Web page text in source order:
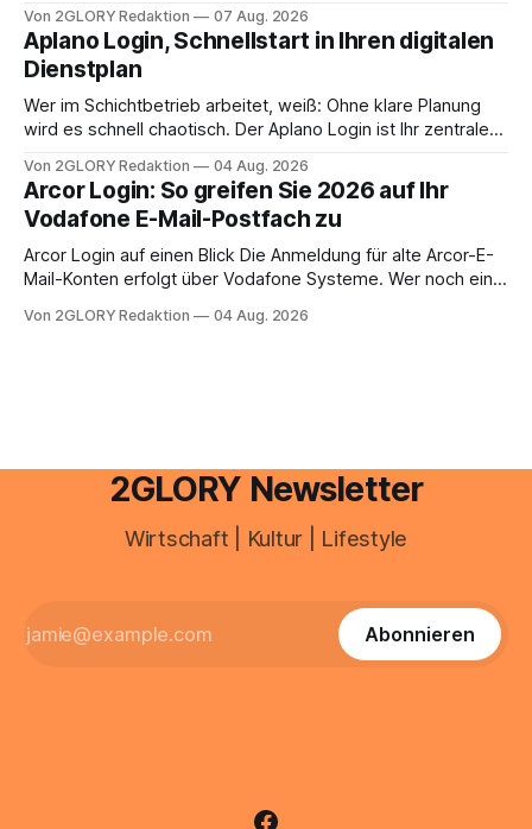
erledigen? Die kurze Antwort: Bei einfachen
Einkommensverhältnissen reicht häufig eine Steuersoftware
aus – sobald jedoch mehrere Einkunftsarten
zusammentreffen oder größere finanzielle Veränderungen
anstehen, zahlt sich professionelle Unterstützung meist
Von 2GLORY Redaktion 07 Aug. 2026
Aplano Login, Schnellstart in Ihren digitalen
Dienstplan
Wer im Schichtbetrieb arbeitet, weiß: Ohne klare Planung
wird es schnell chaotisch. Der Aplano Login ist Ihr zentraler
abwesenheiten und die gesamte kommunikation rund um
Ihr personal digital zu organisieren. In diesem Leitfaden
erfahren Sie alles, was Sie für einen reibungslosen Einstieg
brauchen, von der Registrierung
Von 2GLORY Redaktion 04 Aug. 2026
Arcor Login: So greifen Sie 2026 auf Ihr
Vodafone E-Mail-Postfach zu
Arcor Login auf einen Blick Die Anmeldung für alte Arcor-E-
Mail-Konten erfolgt über Vodafone Systeme. Wer noch eine
besitzt, loggt sich heute über das Vodafone E-Mail & Cloud
Von 2GLORY Redaktion 04 Aug. 2026
2GLORY Newsletter
Wirtschaft | Kultur | Lifestyle
Abonnieren